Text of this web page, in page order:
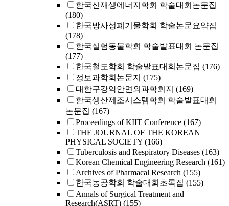
한국신재생에너지학회 학술대회논문집
(180)
한국방사성폐기물학회 학술논문요약집
(178)
한국실험동물학회 학술발표대회 논문집
(177)
한국철도학회 학술발표대회논문집 (176)
정보과학회논문지 (175)
대한구강악안면외과학회지 (169)
한국생산제조시스템학회 학술발표대회
논문집 (167)
Proceedings of KIIT Conference (167)
THE JOURNAL OF THE KOREAN
PHYSICAL SOCIETY (166)
Tuberculosis and Respiratory Diseases (163)
Korean Chemical Engineering Research (161)
Archives of Pharmacal Research (155)
한국농공학회 학술대회초록집 (155)
Annals of Surgical Treatment and
Research(ASRT) (155)